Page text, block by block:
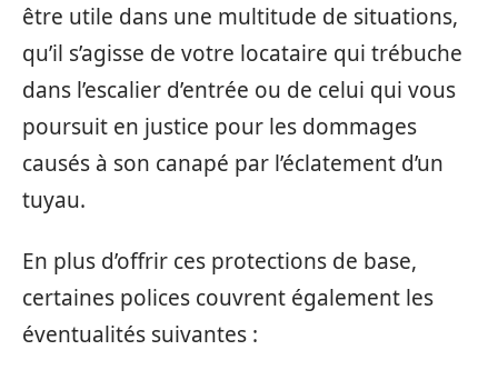
être utile dans une multitude de situations,
qu’il s’agisse de votre locataire qui trébuche
dans l’escalier d’entrée ou de celui qui vous
poursuit en justice pour les dommages
causés à son canapé par l’éclatement d’un
tuyau.
En plus d’offrir ces protections de base,
certaines polices couvrent également les
éventualités suivantes :